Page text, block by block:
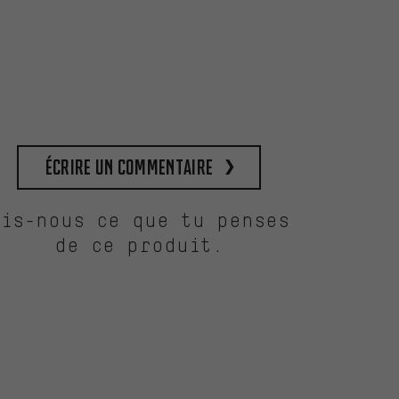
Écrire un commentaire
nous ce que tu penses
de ce produit.